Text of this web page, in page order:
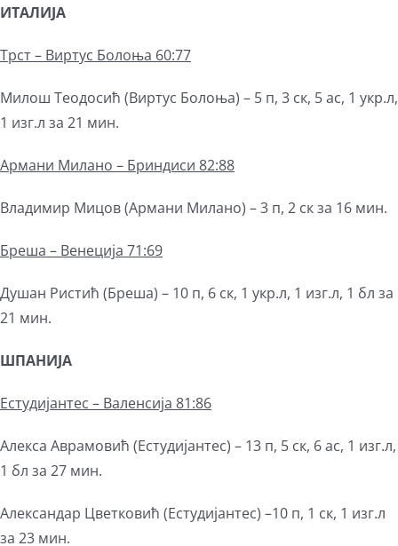
ИТАЛИЈА
Трст – Виртус Болоња 60:77
Милош Теодосић (Виртус Болоња) – 5 п, 3 ск, 5 ас, 1 укр.л,
1 изг.л за 21 мин.
Армани Милано – Бриндиси 82:88
Владимир Мицов (Армани Милано) – 3 п, 2 ск за 16 мин.
Бреша – Венеција 71:69
Душан Ристић (Бреша) – 10 п, 6 ск, 1 укр.л, 1 изг.л, 1 бл за
21 мин.
ШПАНИЈА
Естудијантес – Валенсија 81:86
Алекса Аврамовић (Естудијантес) – 13 п, 5 ск, 6 ас, 1 изг.л,
1 бл за 27 мин.
Александар Цветковић (Естудијантес) –10 п, 1 ск, 1 изг.л
за 23 мин.